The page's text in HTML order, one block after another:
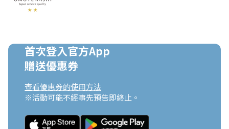
首次登入官方App
贈送優惠券
查看優惠券的使用方法
※活動可能不經事先預告即終止。